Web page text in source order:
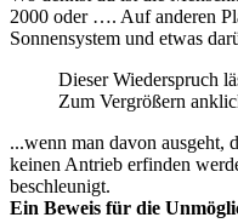
2000 oder …. Auf anderen
Sonnensystem und etwas
Dieser Wiederspruch
Zum Vergrößern
...wenn man davon ausgeht,
keinen Antrieb erfinden
beschleunigt.
Ein Beweis für die